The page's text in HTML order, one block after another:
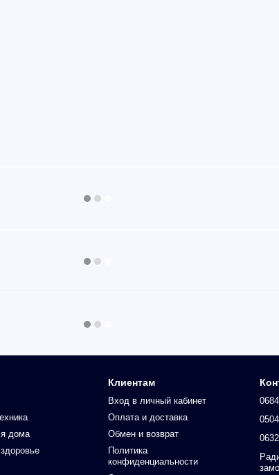
дома
Клиентам
Вход в личный кабинет
Оплата и доставка
Обмен и возврат
Политика
конфиденциальности